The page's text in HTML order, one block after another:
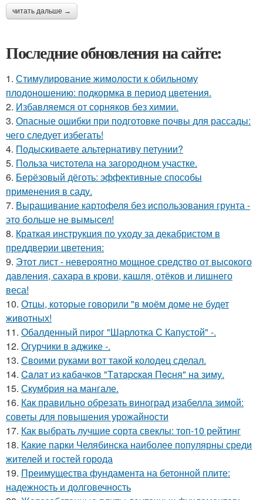
читать дальше →
Последние обновления на сайте:
1. Стимулирование жимолости к обильному
плодоношению: подкормка в период цветения.
2. Избавляемся от сорняков без химии.
3. Опасные ошибки при подготовке почвы для рассады:
чего следует избегать!
4. Подыскиваете альтернативу петунии?
5. Польза чистотела на загородном участке.
6. Берёзовый дёготь: эффективные способы
применения в саду.
7. Выращивание картофеля без использования грунта -
это больше не вымысел!
8. Краткая инструкция по уходу за декабристом в
преддверии цветения:
9. Этот лист - невероятно мощное средство от высокого
давления, сахара в крови, кашля, отёков и лишнего
веса!
10. Отцы, которые говорили "в моём доме не будет
животных!
11. Обалденный пирог "Шарлотка С Капустой" -.
12. Огурчики в аджике -.
13. Своими руками вот такой колодец сделал.
14. Caлaт из кaбaчкoв "Тaтapcкaя Пecня" нa зиму.
15. Скумбрия на мангале.
16. Как правильно обрезать виноград изабелла зимой:
советы для повышения урожайности
17. Как выбрать лучшие сорта свеклы: топ-10 рейтинг
18. Какие парки Челябинска наиболее популярны среди
жителей и гостей города
19. Преимущества фундамента на бетонной плите:
надежность и долговечность